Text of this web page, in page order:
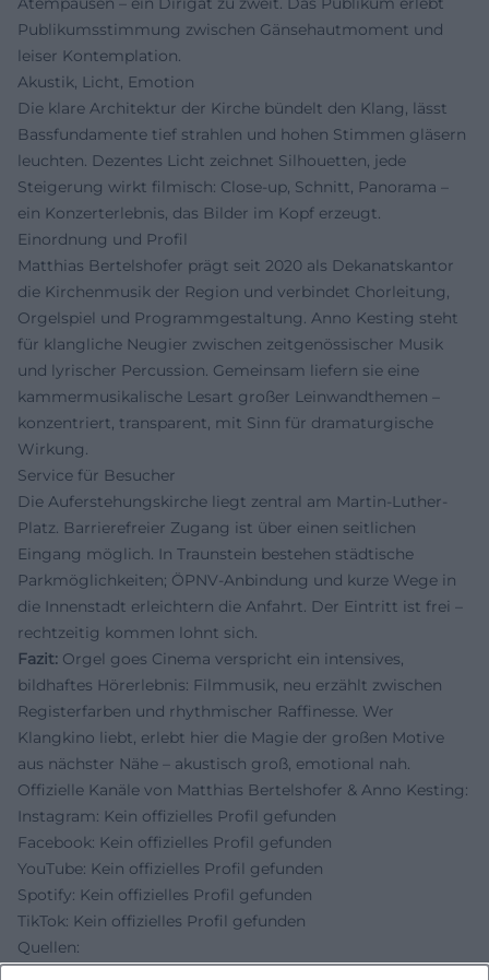
Publikumsstimmung zwischen Gänsehautmoment und
leiser Kontemplation.
Akustik, Licht, Emotion
Die klare Architektur der Kirche bündelt den Klang, lässt
Bassfundamente tief strahlen und hohen Stimmen gläsern
leuchten. Dezentes Licht zeichnet Silhouetten, jede
Steigerung wirkt filmisch: Close-up, Schnitt, Panorama –
ein Konzerterlebnis, das Bilder im Kopf erzeugt.
Einordnung und Profil
Matthias Bertelshofer prägt seit 2020 als Dekanatskantor
die Kirchenmusik der Region und verbindet Chorleitung,
Orgelspiel und Programmgestaltung. Anno Kesting steht
für klangliche Neugier zwischen zeitgenössischer Musik
und lyrischer Percussion. Gemeinsam liefern sie eine
kammermusikalische Lesart großer Leinwandthemen –
konzentriert, transparent, mit Sinn für dramaturgische
Wirkung.
Service für Besucher
Die Auferstehungskirche liegt zentral am Martin-Luther-
Platz. Barrierefreier Zugang ist über einen seitlichen
Eingang möglich. In Traunstein bestehen städtische
Parkmöglichkeiten; ÖPNV-Anbindung und kurze Wege in
die Innenstadt erleichtern die Anfahrt. Der Eintritt ist frei –
rechtzeitig kommen lohnt sich.
Fazit: Orgel goes Cinema verspricht ein intensives,
bildhaftes Hörerlebnis: Filmmusik, neu erzählt zwischen
Registerfarben und rhythmischer Raffinesse. Wer
Klangkino liebt, erlebt hier die Magie der großen Motive
aus nächster Nähe – akustisch groß, emotional nah.
Offizielle Kanäle von Matthias Bertelshofer & Anno Kesting:
Instagram: Kein offizielles Profil gefunden
Facebook: Kein offizielles Profil gefunden
YouTube: Kein offizielles Profil gefunden
Spotify: Kein offizielles Profil gefunden
TikTok: Kein offizielles Profil gefunden
Quellen: